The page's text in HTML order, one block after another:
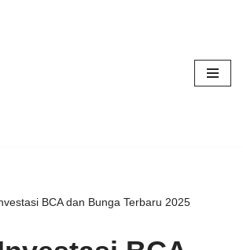
BCA dan Bunga Terbaru 2025